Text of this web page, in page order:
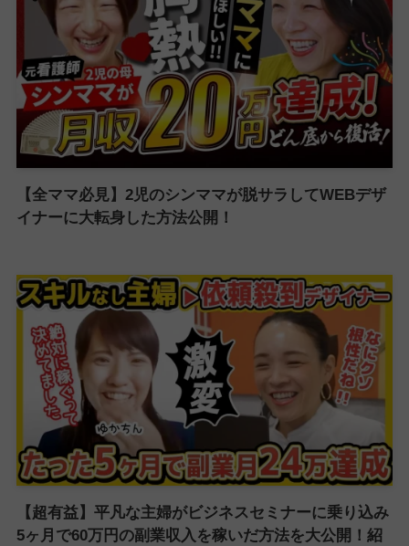
【全ママ必見】2児のシンママが脱サラしてWEBデザ
イナーに大転身した方法公開！
【超有益】平凡な主婦がビジネスセミナーに乗り込み
5ヶ月で60万円の副業収入を稼いだ方法を大公開！紹